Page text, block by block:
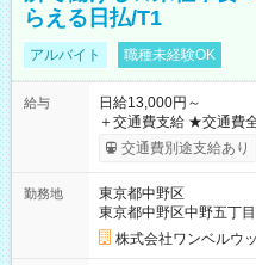
らえる日払/T1
アルバイト 職種未経験OK
給与
日給13,000円～
＋交通費支給 ★交通費全額支給！ ┗案件により規定あり ★日払
いOK！（規定あり） ┗
ンビニATMから 日払い分を引
交通費別途支給あり
勤務地
東京都中野区
東京都中野区中野五丁
株式会社ワンベルウ